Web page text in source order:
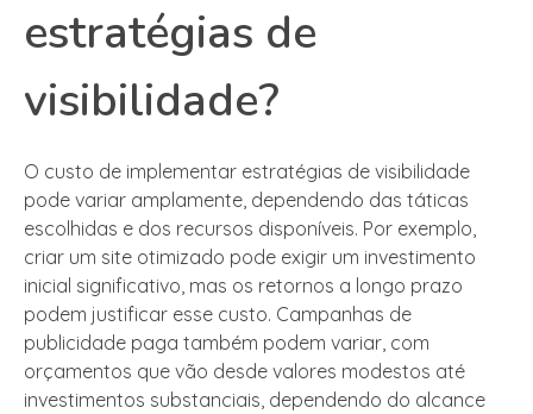
estratégias de
visibilidade?
O custo de implementar estratégias de visibilidade
pode variar amplamente, dependendo das táticas
escolhidas e dos recursos disponíveis. Por exemplo,
criar um site otimizado pode exigir um investimento
inicial significativo, mas os retornos a longo prazo
podem justificar esse custo. Campanhas de
publicidade paga também podem variar, com
orçamentos que vão desde valores modestos até
investimentos substanciais, dependendo do alcance